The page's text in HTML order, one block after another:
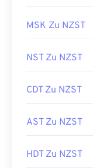
MSK Zu NZST
NST Zu NZST
CDT Zu NZST
AST Zu NZST
HDT Zu NZST